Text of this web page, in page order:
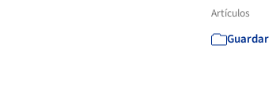
Artículos
Guardar